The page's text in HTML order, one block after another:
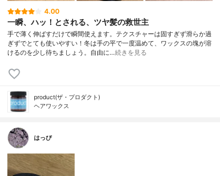
4.00
一瞬、ハッ！とされる、ツヤ髪の救世主
手で薄く伸ばすだけで瞬間使えます。テクスチャーは固すぎず滑らか過
ぎずでとても使いやすい！冬は手の平で一度温めて、ワックスの塊が溶
けるのを少し待ちましょう。自由に…続きを見る
product(ザ・プロダクト)
ヘアワックス
はっぴ